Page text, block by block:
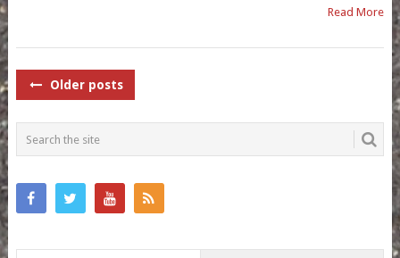
Read More
POSTS
Older posts